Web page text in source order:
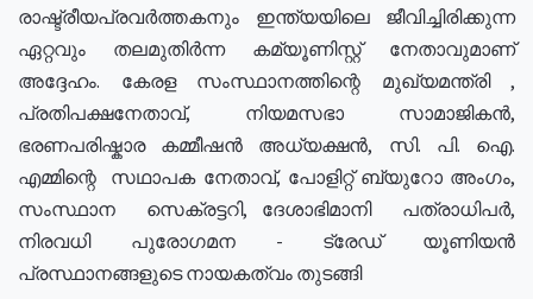
രാഷ്ട്രീയപ്രവർത്തകനും ഇന്ത്യയിലെ ജീവിച്ചിരിക്കുന്ന
ഏറ്റവും തലമുതിർന്ന കമ്യൂണിസ്റ്റ് നേതാവുമാണ്
അദ്ദേഹം. കേരള സംസ്ഥാനത്തിന്റെ മുഖ്യമന്ത്രി ,
പ്രതിപക്ഷനേതാവ്, നിയമസഭാ സാമാജികൻ,
ഭരണപരിഷ്കാര കമ്മീഷൻ അധ്യക്ഷൻ, സി. പി. ഐ.
എമ്മിന്റെ സഥാപക നേതാവ്, പോളിറ്റ് ബ്യുറോ അംഗം,
സംസ്ഥാന സെക്രട്ടറി, ദേശാഭിമാനി പത്രാധിപർ,
നിരവധി പുരോഗമന - ട്രേഡ് യൂണിയൻ
പ്രസ്ഥാനങ്ങളുടെ നായകത്വം തുടങ്ങി